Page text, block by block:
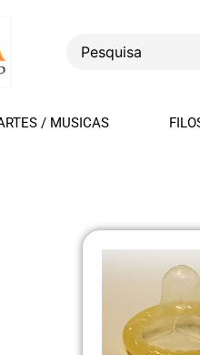
/ MUSICAS